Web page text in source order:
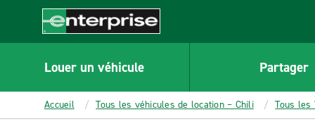
CONTENT
Enterprise
Louer un véhicule Partager
Accueil Tous les véhicules de location – Chili Tous les